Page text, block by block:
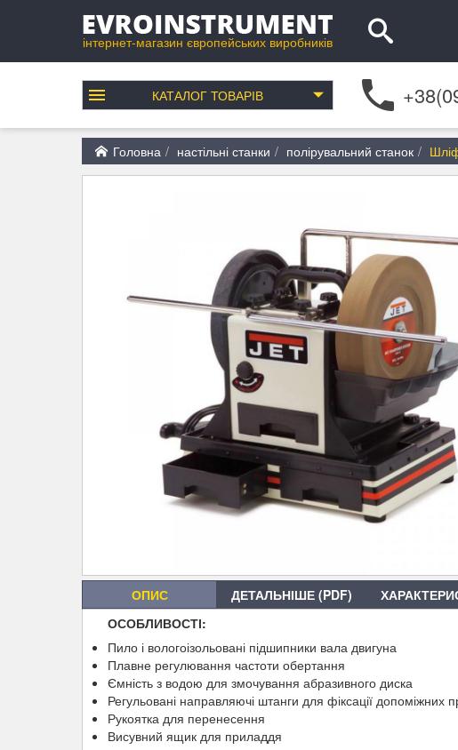
інтернет-магазин європейських виробників
КАТАЛОГ ТОВАРІВ
Головна настільні станки полірувальний станок
ОПИС ДЕТАЛЬНІШЕ (PDF)
ОСОБЛИВОСТІ:
Пило і вологоізольовані підшипники вала двигуна
Плавне регулювання частоти обертання
Ємність з водою для змочування абразивного диска
Регульовані направляючі штанги для фіксації допоміжних
Рукоятка для перенесення
Висувний ящик для приладдя